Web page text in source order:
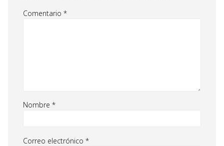
Comentario *
Nombre *
Correo electrónico *